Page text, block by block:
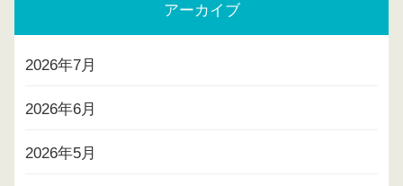
アーカイブ
2026年7月
2026年6月
2026年5月